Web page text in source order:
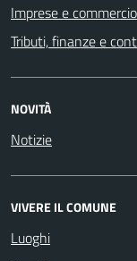
Imprese e commercio
Tributi, finanze e
NOVITÀ
Notizie
VIVERE IL COMUNE
Luoghi